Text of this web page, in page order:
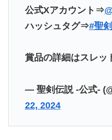
公式Xアカウント⇒
ハッシュタグ⇒#聖
賞品の詳細はスレッ
— 聖剣伝説 -公式-
22, 2024